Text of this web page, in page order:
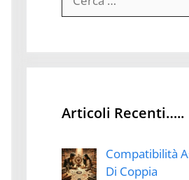
per:
Articoli Recenti…..
Compatibilità
Di Coppia